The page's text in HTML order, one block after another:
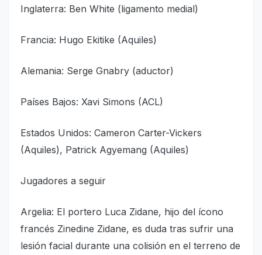
Inglaterra: Ben White (ligamento medial)
Francia: Hugo Ekitike (Aquiles)
Alemania: Serge Gnabry (aductor)
Países Bajos: Xavi Simons (ACL)
Estados Unidos: Cameron Carter-Vickers
(Aquiles), Patrick Agyemang (Aquiles)
Jugadores a seguir
Argelia: El portero Luca Zidane, hijo del ícono
francés Zinedine Zidane, es duda tras sufrir una
lesión facial durante una colisión en el terreno de